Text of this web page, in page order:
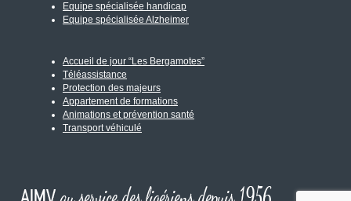
Equipe spécialisée handicap
Equipe spécialisée Alzheimer
Accueil de jour “Les Bergamotes”
Téléassistance
Protection des majeurs
Appartement de formations
Animations et prévention santé
Transport véhiculé